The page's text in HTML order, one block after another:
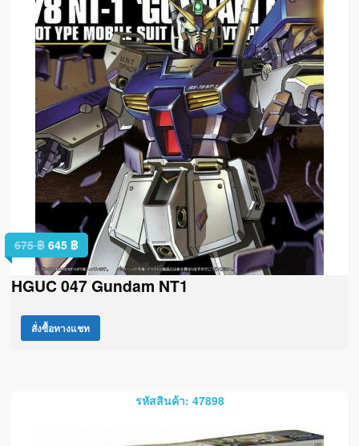
675฿ 645 ฿
HGUC 047 Gundam NT1
สั่งซื้อทางแชท
รหัสสินค้า: 47898